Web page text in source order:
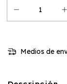
Medios de